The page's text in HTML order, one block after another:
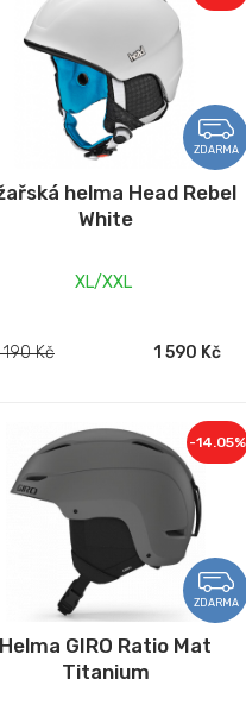
ZDARMA
helma Head Rebel
White
XL/XXL
Kč 1 590 Kč
ZDARMA
-14.05%
Helma GIRO Ratio Mat
Titanium